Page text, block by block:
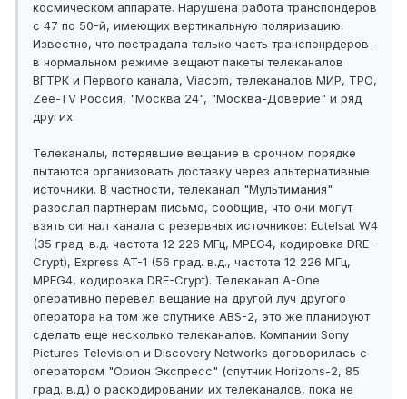
космическом аппарате. Нарушена работа транспондеров
с 47 по 50-й, имеющих вертикальную поляризацию.
Известно, что пострадала только часть транспонрдеров -
в нормальном режиме вещают пакеты телеканалов
ВГТРК и Первого канала, Viacom, телеканалов МИР, ТРО,
Zee-TV Россия, "Москва 24", "Москва-Доверие" и ряд
других.
Телеканалы, потерявшие вещание в срочном порядке
пытаются организовать доставку через альтернативные
источники. В частности, телеканал "Мультимания"
разослал партнерам письмо, сообщив, что они могут
взять сигнал канала с резервных источников: Eutelsat W4
(35 град. в.д. частота 12 226 МГц, MPEG4, кодировка DRE-
Crypt), Express AT-1 (56 град. в.д., частота 12 226 МГц,
MPEG4, кодировка DRE-Crypt). Телеканал A-One
оперативно перевел вещание на другой луч другого
оператора на том же спутнике ABS-2, это же планируют
сделать еще несколько телеканалов. Компании Sony
Pictures Television и Discovery Networks договорилась с
оператором "Орион Экспресс" (спутник Horizons-2, 85
град. в.д.) о раскодировании их телеканалов, пока не